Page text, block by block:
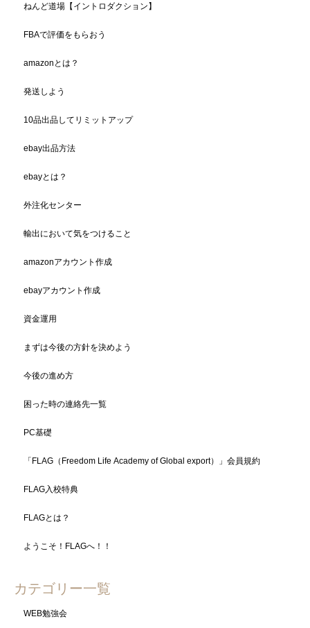
ねんど道場【イントロダクション】
FBAで評価をもらおう
amazonとは？
発送しよう
10品出品してリミットアップ
ebay出品方法
ebayとは？
外注化センター
輸出において気をつけること
amazonアカウント作成
ebayアカウント作成
資金運用
まずは今後の方針を決めよう
今後の進め方
困った時の連絡先一覧
PC基礎
「FLAG（Freedom Life Academy of Global export）」会員規約
FLAG入校特典
FLAGとは？
ようこそ！FLAGへ！！
カテゴリー一覧
WEB勉強会